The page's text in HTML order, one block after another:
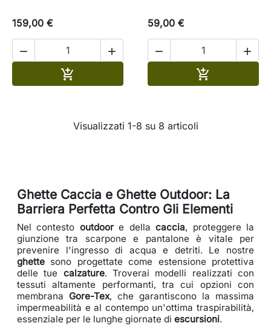
159,00 €
 

59,00 €
 

Visualizzati 1-8 su 8 articoli
Ghette Caccia e Ghette Outdoor: La
Barriera Perfetta Contro Gli Elementi
Nel contesto outdoore dellacaccia, proteggere la
giunzione tra scarpone e pantalone è vitale per
prevenire l'ingresso di acqua e detriti. Le nostre
ghette sono progettate come estensione protettiva
delle tue calzature. Troverai modelli realizzati con
tessuti altamente performanti, tra cui opzioni con
membrana Gore-Tex, che garantiscono la massima
impermeabilità e al contempo un'ottima traspirabilità,
essenziale per le lunghe giornate di escursioni.